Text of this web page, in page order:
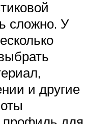
сложно. У
и другие